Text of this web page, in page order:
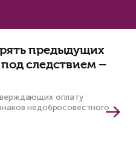
предыдущих
следствием –
оплату
недобросовестного